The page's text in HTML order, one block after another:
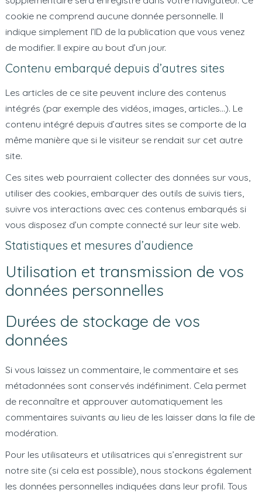
cookie ne comprend aucune donnée personnelle. Il
indique simplement l’ID de la publication que vous venez
de modifier. Il expire au bout d’un jour.
Contenu embarqué depuis d’autres sites
Les articles de ce site peuvent inclure des contenus
intégrés (par exemple des vidéos, images, articles…). Le
contenu intégré depuis d’autres sites se comporte de la
même manière que si le visiteur se rendait sur cet autre
site.
Ces sites web pourraient collecter des données sur vous,
utiliser des cookies, embarquer des outils de suivis tiers,
suivre vos interactions avec ces contenus embarqués si
vous disposez d’un compte connecté sur leur site web.
Statistiques et mesures d’audience
Utilisation et transmission de vos
données personnelles
Durées de stockage de vos
données
Si vous laissez un commentaire, le commentaire et ses
métadonnées sont conservés indéfiniment. Cela permet
de reconnaître et approuver automatiquement les
commentaires suivants au lieu de les laisser dans la file de
modération.
Pour les utilisateurs et utilisatrices qui s’enregistrent sur
notre site (si cela est possible), nous stockons également
les données personnelles indiquées dans leur profil. Tous